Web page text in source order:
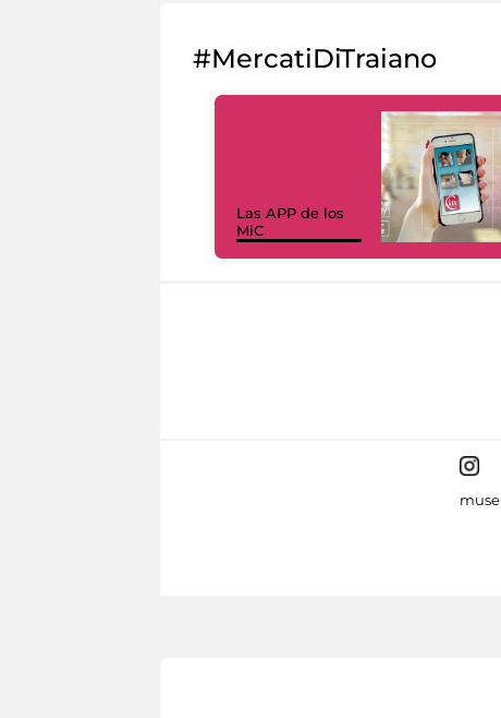
#MercatiDiTraiano
Las APP de los
MiC